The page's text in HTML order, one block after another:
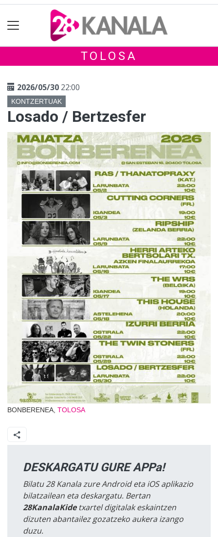
TOLOSA
2026/05/30 22:00
KONTZERTUAK
Losado / Bertzesfer
BONBERENEA, TOLOSA
DESKARGATU GURE APPa!
Bilatu 28 Kanala zure Android eta iOS aplikazio
bilatzailean eta deskargatu. Bertan
28KanalaKidetxartel digitalak eskaintzen
dizuten abantailez gozatzeko aukera izango
duzu.